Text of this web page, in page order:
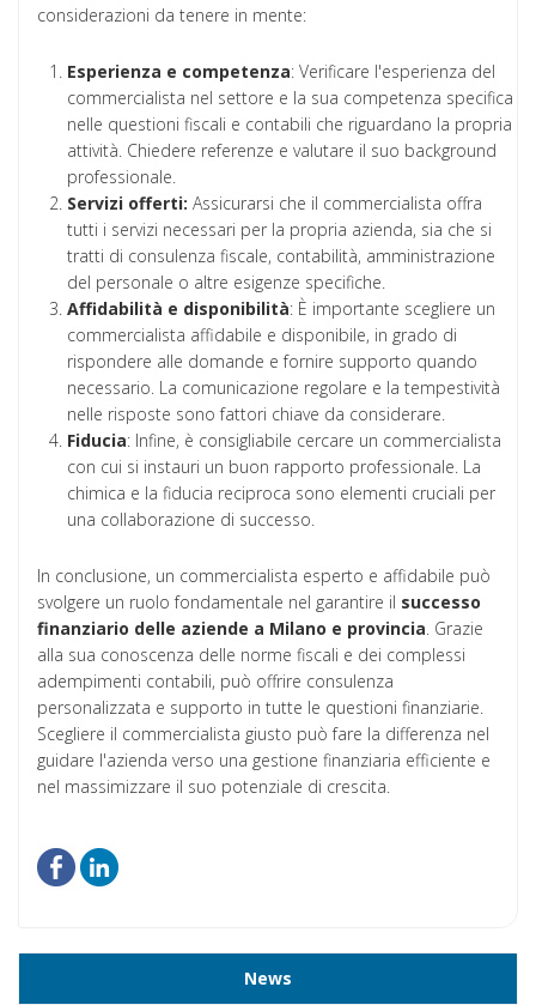
considerazioni da tenere in mente:
Esperienza e competenza: Verificare l'esperienza del
commercialista nel settore e la sua competenza specifica
nelle questioni fiscali e contabili che riguardano la propria
attività. Chiedere referenze e valutare il suo background
professionale.
Servizi offerti: Assicurarsi che il commercialista offra
tutti i servizi necessari per la propria azienda, sia che si
tratti di consulenza fiscale, contabilità, amministrazione
del personale o altre esigenze specifiche.
Affidabilità e disponibilità: È importante scegliere un
commercialista affidabile e disponibile, in grado di
rispondere alle domande e fornire supporto quando
necessario. La comunicazione regolare e la tempestività
nelle risposte sono fattori chiave da considerare.
Fiducia: Infine, è consigliabile cercare un commercialista
con cui si instauri un buon rapporto professionale. La
chimica e la fiducia reciproca sono elementi cruciali per
una collaborazione di successo.
In conclusione, un commercialista esperto e affidabile può
svolgere un ruolo fondamentale nel garantire il successo
finanziario delle aziende a Milano e provincia. Grazie
alla sua conoscenza delle norme fiscali e dei complessi
adempimenti contabili, può offrire consulenza
personalizzata e supporto in tutte le questioni finanziarie.
Scegliere il commercialista giusto può fare la differenza nel
guidare l'azienda verso una gestione finanziaria efficiente e
nel massimizzare il suo potenziale di crescita.
News